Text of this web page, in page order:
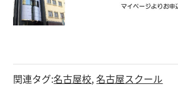
関連タグ:名古屋校,名古屋スクール